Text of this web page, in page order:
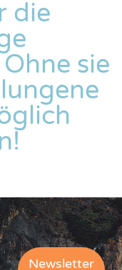
die
sie
Newsletter